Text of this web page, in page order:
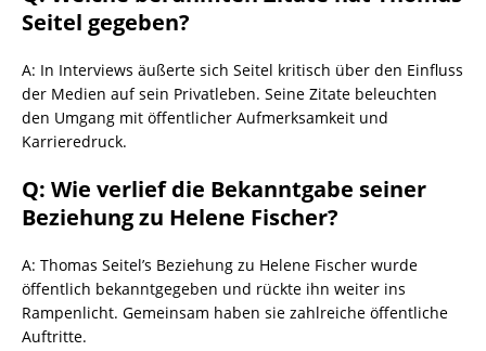
Seitel gegeben?
A: In Interviews äußerte sich Seitel kritisch über den Einfluss
der Medien auf sein Privatleben. Seine Zitate beleuchten
den Umgang mit öffentlicher Aufmerksamkeit und
Karrieredruck.
Q: Wie verlief die Bekanntgabe seiner
Beziehung zu Helene Fischer?
A: Thomas Seitel’s Beziehung zu Helene Fischer wurde
öffentlich bekanntgegeben und rückte ihn weiter ins
Rampenlicht. Gemeinsam haben sie zahlreiche öffentliche
Auftritte.